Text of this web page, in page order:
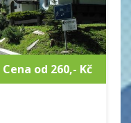
Cena od 260,- Kč